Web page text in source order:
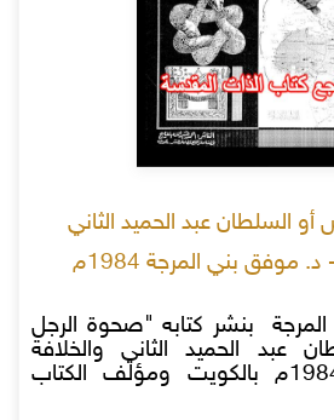
السلطان عبد الحميد الثاني
موفق بني المرجة 1984م
بنشر كتابه "صحوة الرجل
عبد الحميد الثاني والخلافة
الإسلامية" عام 1984م بالكويت ومؤلف الكتاب